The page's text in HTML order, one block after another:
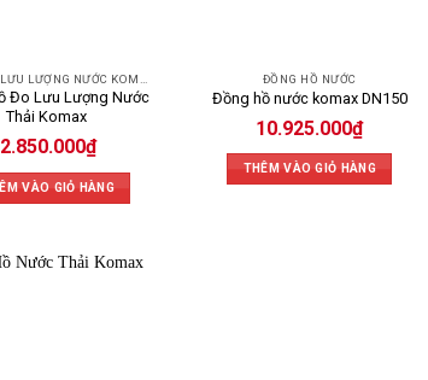
Đo Lưu Lượng Nước
Thải Komax
2.850.000₫
VÀO GIỎ HÀNG
ĐỒNG HỒ NƯỚC
Đồng hồ nước komax DN150
10.925.000₫
THÊM VÀO GIỎ HÀNG